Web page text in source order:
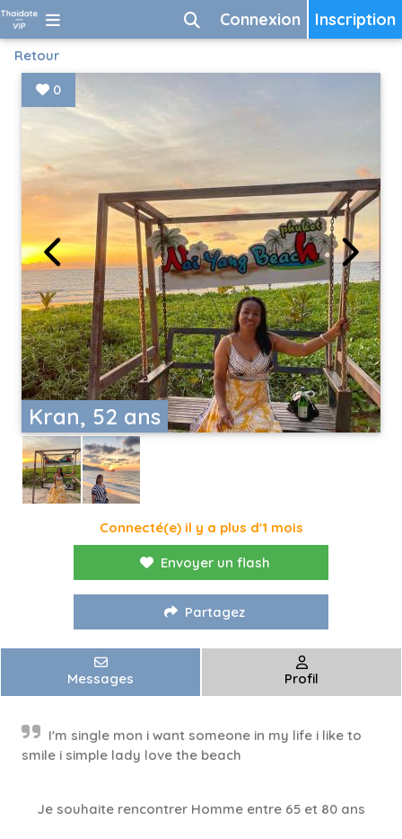
Inscription
Connexion
Retour
Kran, 52 ans
0
Connecté(e) il y a plus d'1 mois
Envoyer un flash
Partagez
Messages Profil
I'm single mon i want someone in my life i like to
smile i simple lady love the beach
Je souhaite rencontrer Homme entre 65 et 80 ans